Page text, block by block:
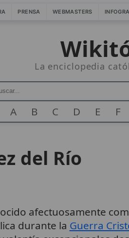
PRENSA WEBMASTERS
La enciclopedia
A B C D E F
del Río
afectuosamente
durante la Guerra